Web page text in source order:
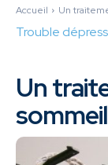
Accueil Un
Trouble
Un